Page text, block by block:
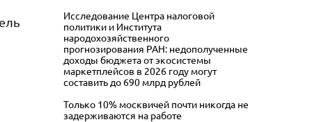
Исследование Центра налоговой
политики и Института
народохозяйственного
прогнозирования РАН: недополученные
доходы бюджета от экосистемы
маркетплейсов в 2026 году могут
составить до 690 млрд рублей
Только 10% москвичей почти никогда не
задерживаются на работе